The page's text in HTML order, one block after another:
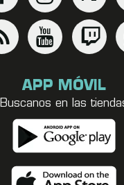
APP MÓVIL
Buscanos en las